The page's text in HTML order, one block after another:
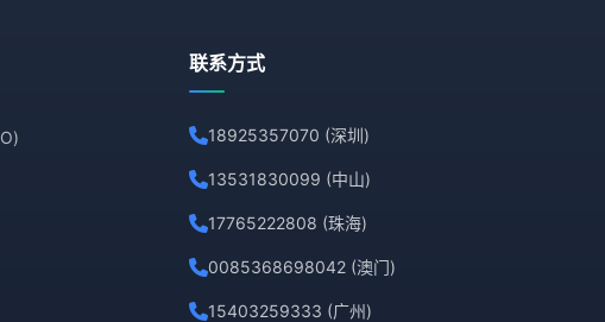
联系方式
18925357070 (深圳)
13531830099 (中山)
17765222808 (珠海)
0085368698042 (澳门)
15403259333 (广州)